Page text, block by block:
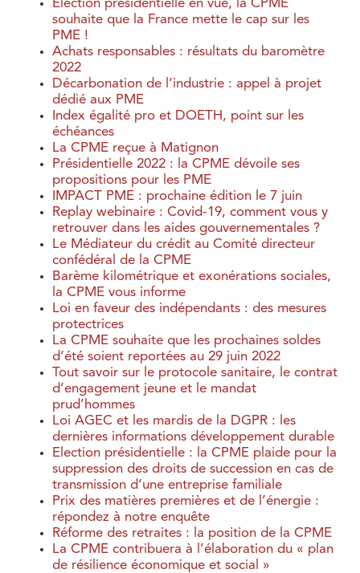
Election présidentielle en vue, la CPME
souhaite que la France mette le cap sur les
PME !
Achats responsables : résultats du baromètre
2022
Décarbonation de l’industrie : appel à projet
dédié aux PME
Index égalité pro et DOETH, point sur les
échéances
La CPME reçue à Matignon
Présidentielle 2022 : la CPME dévoile ses
propositions pour les PME
IMPACT PME : prochaine édition le 7 juin
Replay webinaire : Covid-19, comment vous y
retrouver dans les aides gouvernementales ?
Le Médiateur du crédit au Comité directeur
confédéral de la CPME
Barème kilométrique et exonérations sociales,
la CPME vous informe
Loi en faveur des indépendants : des mesures
protectrices
La CPME souhaite que les prochaines soldes
d’été soient reportées au 29 juin 2022
Tout savoir sur le protocole sanitaire, le contrat
d’engagement jeune et le mandat
prud’hommes
Loi AGEC et les mardis de la DGPR : les
dernières informations développement durable
Election présidentielle : la CPME plaide pour la
suppression des droits de succession en cas de
transmission d’une entreprise familiale
Prix des matières premières et de l’énergie :
répondez à notre enquête
Réforme des retraites : la position de la CPME
La CPME contribuera à l’élaboration du « plan
de résilience économique et social »